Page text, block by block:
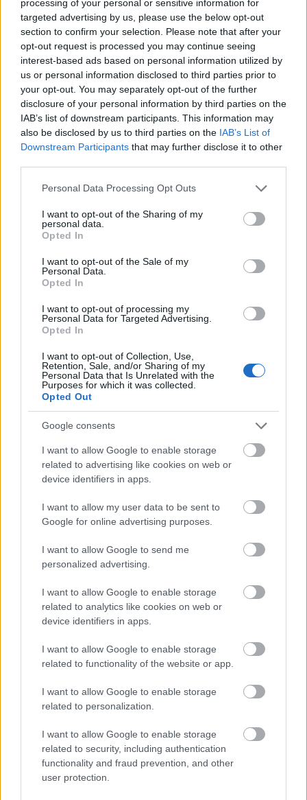
processing of your personal or sensitive information for
targeted advertising by us, please use the below opt-out
section to confirm your selection. Please note that after your
opt-out request is processed you may continue seeing
interest-based ads based on personal information utilized by
us or personal information disclosed to third parties prior to
your opt-out. You may separately opt-out of the further
disclosure of your personal information by third parties on the
IAB’s list of downstream participants. This information may
also be disclosed by us to third parties on the IAB’s List of
Downstream Participants that may further disclose it to other
Please note that this website/app uses one or more Google
not limited to your visit or usage behaviour. You may click to
grant or deny consent to Google and its third-party tags to
use your data for below specified purposes in below Google
consent section.
Personal Data Processing Opt Outs
I want to opt-out of the Sharing of my
personal data.
Opted In
I want to opt-out of the Sale of my
Personal Data.
Opted In
I want to opt-out of processing my
Personal Data for Targeted Advertising.
Opted In
I want to opt-out of Collection, Use,
Retention, Sale, and/or Sharing of my
Personal Data that Is Unrelated with the
Purposes for which it was collected.
Opted Out
Google consents
I want to allow Google to enable storage
related to advertising like cookies on web or
device identifiers in apps.
I want to allow my user data to be sent to
Google for online advertising purposes.
I want to allow Google to send me
personalized advertising.
I want to allow Google to enable storage
related to analytics like cookies on web or
device identifiers in apps.
I want to allow Google to enable storage
related to functionality of the website or app.
I want to allow Google to enable storage
related to personalization.
I want to allow Google to enable storage
related to security, including authentication
functionality and fraud prevention, and other
user protection.
osztott magára. És csöppet sem féltékeny
társnőire. Legalább is az újságíróknak ezt
mondta.
"Miért lennék rájuk irigy?" – nevetett a 33
éves színésznő, aki több mint 25 éve a show-
business élvonalában van. "Én hívtam őket. A
szerepemet én választottam magamnak.
Nem az elmondott mondatok száma alapján,
hanem mert tetszett a figura: ez a technikai
eszközökkel elhalmozott, enyhén szólva dilis,
helyes csaj. Vele tudtam azonosulni. Jó
néhány poénját én írtam bele a filmbe:
szeretek az
e-mailen, interneten, blackberryn,
Facebookon és chaten bonyolódó
szerelemekről panaszkodni" – ebben jó
vagyok, hát persze, hogy ezt akartam
eljátszani!
Film Külföldi Hollywoodi filmipar
VÁLHATTÁL VOLNA?
TERMÉSZETFELETTI ERŐK ÉS ELFELEDETT
NYOMÁBAN MAGYAR ELŐZETESE
SZÁGULDÁS, SÁRKÁNYOK, ROSSZFIÚK – A NYÁR
10 LEGKEDVELTEBB MOZIJA MAGYARORSZÁGON